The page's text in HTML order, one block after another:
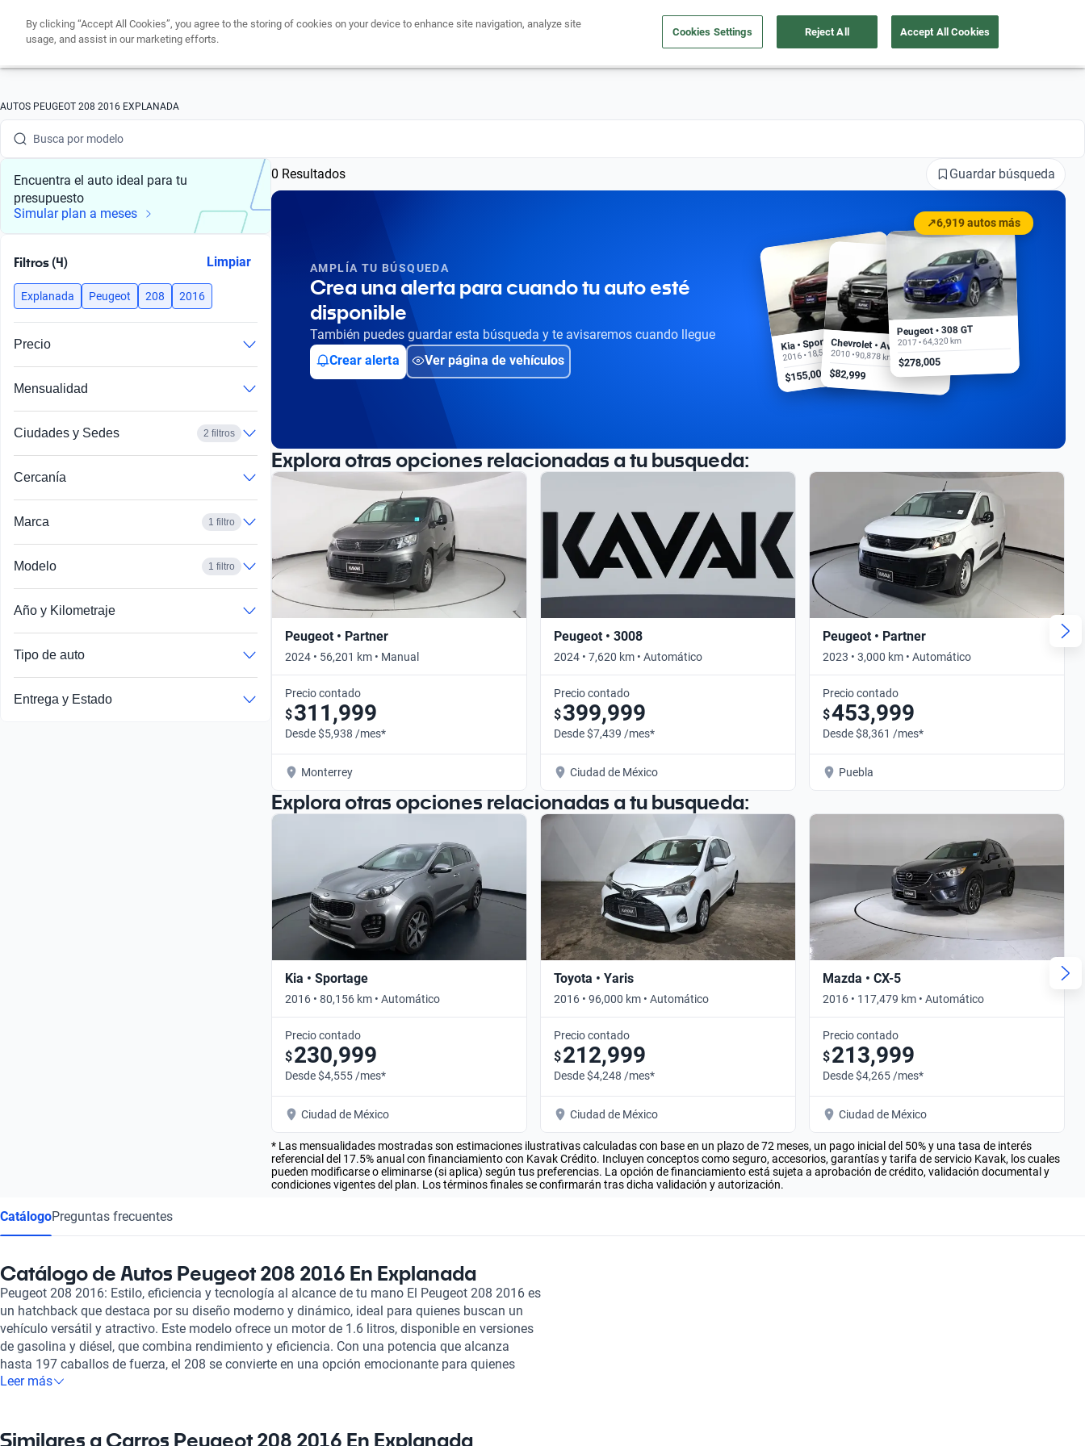
Compra un auto Vende tu auto Cuida tu auto Nosotros Ubicación
AUTOS PEUGEOT 208 2016 EXPLANADA
Busca por marca
Busca por modelo
Busca por versión
Busca por año
Busca por modelo
Busca por año
Encuentra el auto ideal para tu
presupuesto
Simular plan a meses
Filtros (4) Limpiar
Explanada Peugeot 208 2016
Precio
Mensualidad
Ciudades y Sedes 2 filtros
Cercanía
Marca 1 filtro
Modelo 1 filtro
Año y Kilometraje
Tipo de auto
Entrega y Estado
0 Resultados Guardar búsqueda
AMPLÍA TU BÚSQUEDA
Crea una alerta para cuando tu auto esté
disponible
También puedes guardar esta búsqueda y te avisaremos cuando llegue
Crear alerta
Ver página de vehículos
↗6,919 autos más
Kia • Sportage EX
2016 • 18,500 km
$155,000
Chevrolet • Aveo
2010 • 90,878 km
$82,999
Peugeot • 308 GT
2017 • 64,320 km
$278,005
Explora otras opciones relacionadas a tu busqueda:
Peugeot • Partner
2024 • 56,201 km • Manual
Precio contado
$311,999
Desde $5,938 /mes*
Monterrey
Peugeot • 3008
2024 • 7,620 km • Automático
Precio contado
$399,999
Desde $7,439 /mes*
Ciudad de México
Peugeot • Partner
2023 • 3,000 km • Automático
Precio contado
$453,999
Desde $8,361 /mes*
Puebla
Explora otras opciones relacionadas a tu busqueda:
Kia • Sportage
2016 • 80,156 km • Automático
Precio contado
$230,999
Desde $4,555 /mes*
Ciudad de México
Toyota • Yaris
2016 • 96,000 km • Automático
Precio contado
$212,999
Desde $4,248 /mes*
Ciudad de México
Mazda • CX-5
2016 • 117,479 km • Automático
Precio contado
$213,999
Desde $4,265 /mes*
Ciudad de México
* Las mensualidades mostradas son estimaciones ilustrativas calculadas con base en un plazo de 72 meses, un pago inicial del 50% y una tasa de interés
referencial del 17.5% anual con financiamiento con Kavak Crédito. Incluyen conceptos como seguro, accesorios, garantías y tarifa de servicio Kavak, los cuales
pueden modificarse o eliminarse (si aplica) según tus preferencias. La opción de financiamiento está sujeta a aprobación de crédito, validación documental y
condiciones vigentes del plan. Los términos finales se confirmarán tras dicha validación y autorización.
CatálogoPreguntas frecuentes
Catálogo de Autos Peugeot 208 2016 En Explanada
Peugeot 208 2016: Estilo, eficiencia y tecnología al alcance de tu mano El Peugeot 208 2016 es
un hatchback que destaca por su diseño moderno y dinámico, ideal para quienes buscan un
vehículo versátil y atractivo. Este modelo ofrece un motor de 1.6 litros, disponible en versiones
de gasolina y diésel, que combina rendimiento y eficiencia. Con una potencia que alcanza
hasta 197 caballos de fuerza, el 208 se convierte en una opción emocionante para quienes
disfrutan de una conducción ágil, logrando acelerar de 0 a 100 km/h en tan solo 6.8 segundos
y trayectos urbanos. En el interior, el Peugeot 208 2016 ofrece un espacio cómodo para cinco
Leer más
Similares a Carros Peugeot 208 2016 En Explanada
By clicking “Accept All Cookies”, you agree to the storing of cookies on your device to enhance site navigation, analyze site
usage, and assist in our marketing efforts.
Cookies Settings Reject All Accept All Cookies